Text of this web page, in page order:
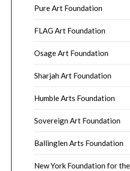
Pure Art Foundation
FLAG Art Foundation
Osage Art Foundation
Sharjah Art Foundation
Humble Arts Foundation
Sovereign Art Foundation
Ballinglen Arts Foundation
New York Foundation for